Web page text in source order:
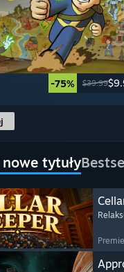
-75% $39.99
tytuły